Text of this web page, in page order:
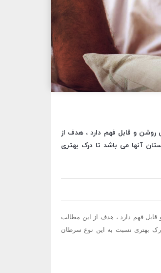
و قابل فهم دارد ، هدف از
آنها می باشد تا درک بهتری
فهم دارد ، هدف از این مطالب
درک بهتری نسبت به این نوع سرطان